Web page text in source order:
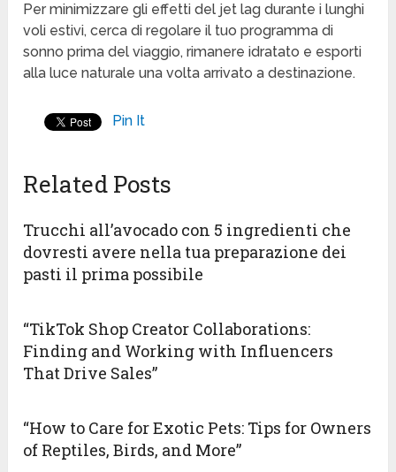
Per minimizzare gli effetti del jet lag durante i lunghi
voli estivi, cerca di regolare il tuo programma di
sonno prima del viaggio, rimanere idratato e esporti
alla luce naturale una volta arrivato a destinazione.
Pin It
Related Posts
Trucchi all’avocado con 5 ingredienti che
dovresti avere nella tua preparazione dei
pasti il prima possibile
“TikTok Shop Creator Collaborations:
Finding and Working with Influencers
That Drive Sales”
“How to Care for Exotic Pets: Tips for Owners
of Reptiles, Birds, and More”